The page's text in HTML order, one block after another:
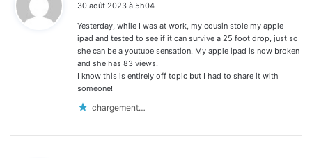
t
:
30 août 2023 à 5h04
Yesterday, while I was at work, my cousin stole my apple
ipad and tested to see if it can survive a 25 foot drop, just so
she can be a youtube sensation. My apple ipad is now broken
and she has 83 views.
I know this is entirely off topic but I had to share it with
someone!
chargement…